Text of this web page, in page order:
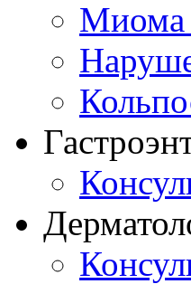
Миома